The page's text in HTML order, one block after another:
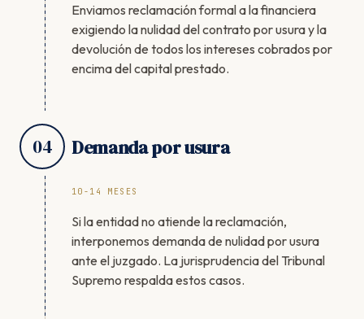
Enviamos reclamación formal a la financiera
exigiendo la nulidad del contrato por usura y la
devolución de todos los intereses cobrados por
encima del capital prestado.
04 Demanda por usura
10-14 MESES
Si la entidad no atiende la reclamación,
interponemos demanda de nulidad por usura
ante el juzgado. La jurisprudencia del Tribunal
Supremo respalda estos casos.